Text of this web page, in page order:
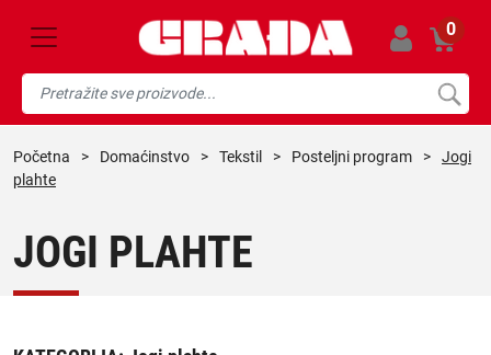
0
početna > domaćinstvo > tekstil > posteljni program >
Jogi
plahte
JOGI PLAHTE